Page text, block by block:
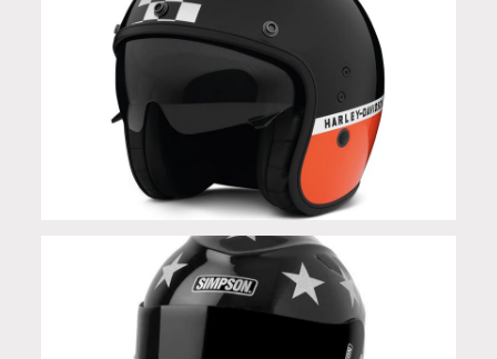
Casco 3/4 X14 Apex con visiera parasole retrattile